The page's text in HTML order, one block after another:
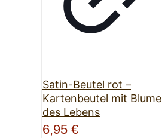
Satin-Beutel rot –
Kartenbeutel mit Blume
des Lebens
6,95 €